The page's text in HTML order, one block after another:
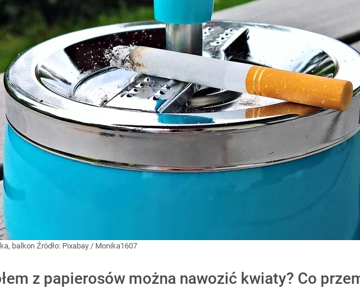
balkonŹródło: Pixabay / Monika1607
z papierosów można nawozić kwiaty? Co